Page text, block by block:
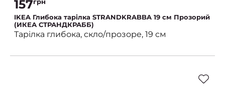
157грн
IKEA Глибока тарілка STRANDKRABBA 19 см Прозорий
(ИКЕА СТРАНДКРАББ)
Тарілка глибока, скло/прозоре, 19 см